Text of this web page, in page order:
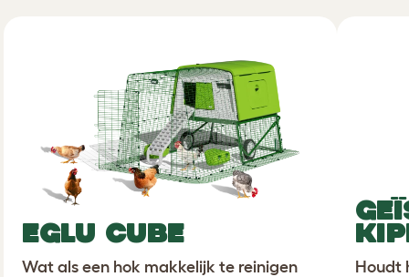
EGLU CUBE
Wat als een hok makkelijk te reinigen
Houdt